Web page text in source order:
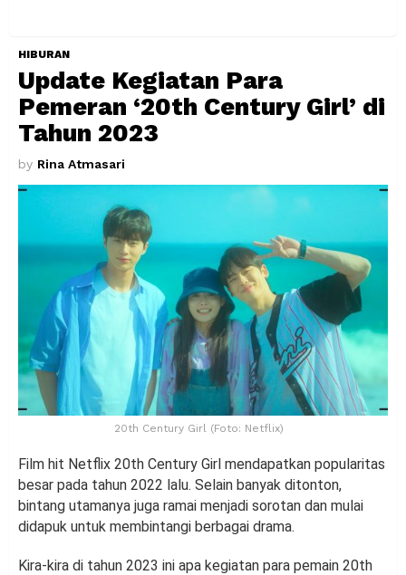
HIBURAN
Update Kegiatan Para
Pemeran ‘20th Century Girl’ di
Tahun 2023
by Rina Atmasari
20th Century Girl (Foto: Netflix)
Film hit Netflix 20th Century Girl mendapatkan popularitas
besar pada tahun 2022 lalu. Selain banyak ditonton,
bintang utamanya juga ramai menjadi sorotan dan mulai
didapuk untuk membintangi berbagai drama.
Kira-kira di tahun 2023 ini apa kegiatan para pemain 20th